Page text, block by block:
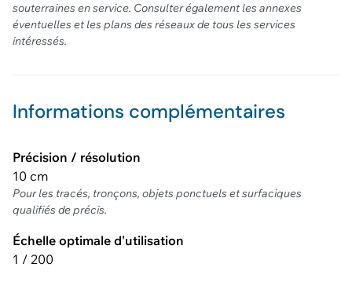
souterraines en service. Consulter également les annexes
éventuelles et les plans des réseaux de tous les services
intéressés.
Informations complémentaires
Précision / résolution
10 cm
Pour les tracés, tronçons, objets ponctuels et surfaciques
qualifiés de précis.
Échelle optimale d'utilisation
1 / 200